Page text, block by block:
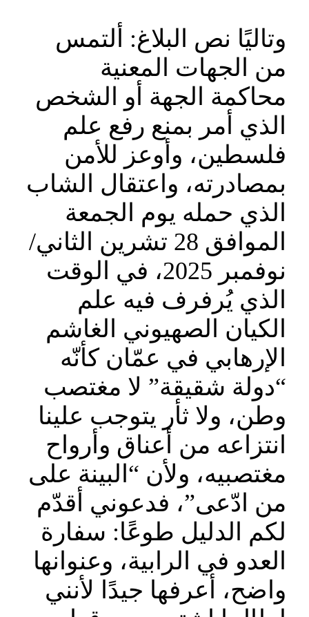
وتاليًا نص البلاغ: ألتمس
من الجهات المعنية
محاكمة الجهة أو الشخص
الذي أمر بمنع رفع علم
فلسطين، وأوعز للأمن
بمصادرته، واعتقال الشاب
الذي حمله يوم الجمعة
الموافق 28 تشرين الثاني/
نوفمبر 2025، في الوقت
الذي يُرفرف فيه علم
الكيان الصهيوني الغاشم
الإرهابي في عمّان كأنّه
“دولة شقيقة” لا مغتصب
وطن، ولا ثأر يتوجب علينا
انتزاعه من أعناق وأرواح
مغتصبيه، ولأن “البينة على
من ادّعى”، فدعوني أقدّم
لكم الدليل طوعًا: سفارة
العدو في الرابية، وعنوانها
واضح، أعرفها جيدًا لأنني